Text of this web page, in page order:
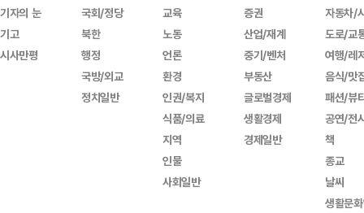
기자의 눈
기고
시사만평
국회/정당
북한
행정
국방/외교
정치일반
교육
노동
언론
환경
인권/복지
식품/의료
지역
인물
사회일반
증권
산업/재계
중기/벤처
부동산
글로벌경제
생활경제
경제일반
자동차/
도로/교
여행/레
음식/맛
패션/뷰
공연/전
책
종교
날씨
생활문